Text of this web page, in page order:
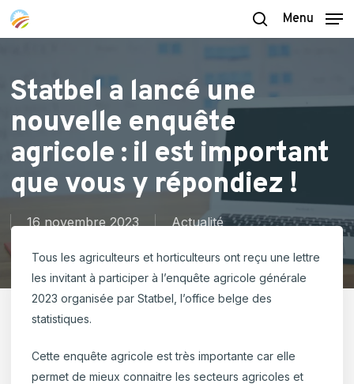
Skip
search
Menu
Statbel a lancé une
nouvelle enquête
agricole : il est important
que vous y répondiez !
16 novembre 2023 Actualité
Tous les agriculteurs et horticulteurs ont reçu une lettre
les invitant à participer à l’enquête agricole générale
2023 organisée par Statbel, l’office belge des
statistiques.
Cette enquête agricole est très importante car elle
permet de mieux connaitre les secteurs agricoles et